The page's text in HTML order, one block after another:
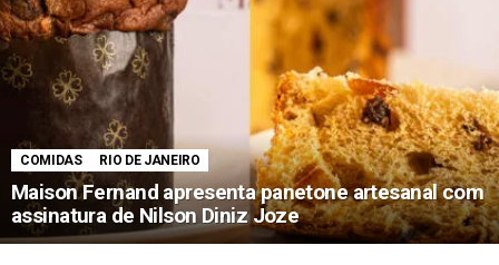
COMIDAS RIO DE JANEIRO
Maison Fernand apresenta panetone artesanal com
assinatura de Nilson Diniz Joze